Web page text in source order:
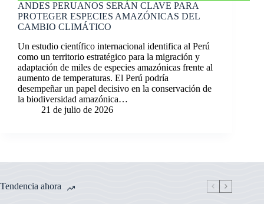
ANDES PERUANOS SERÁN CLAVE PARA
PROTEGER ESPECIES AMAZÓNICAS DEL
CAMBIO CLIMÁTICO
Un estudio científico internacional identifica al Perú
como un territorio estratégico para la migración y
adaptación de miles de especies amazónicas frente al
aumento de temperaturas. El Perú podría
desempeñar un papel decisivo en la conservación de
la biodiversidad amazónica…
21 de julio de 2026
Tendencia ahora